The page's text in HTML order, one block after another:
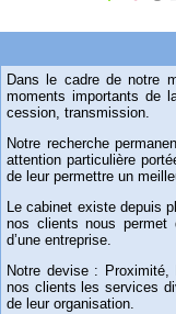
Dans le cadre de notre
moments importants de
cession, transmission.
Notre recherche
attention particulière
de leur permettre un
Le cabinet existe depuis
nos clients nous permet
d’une entreprise.
Notre devise :
nos clients les services
de leur organisation.